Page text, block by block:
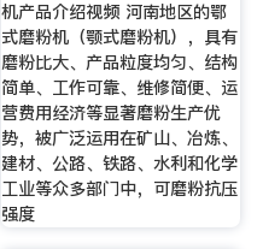
机产品介绍视频 河南地区的鄂
式磨粉机（颚式磨粉机），具有
磨粉比大、产品粒度均匀、结构
简单、工作可靠、维修简便、运
营费用经济等显著磨粉生产优
势，被广泛运用在矿山、冶炼、
建材、公路、铁路、水利和化学
工业等众多部门中，可磨粉抗压
强度